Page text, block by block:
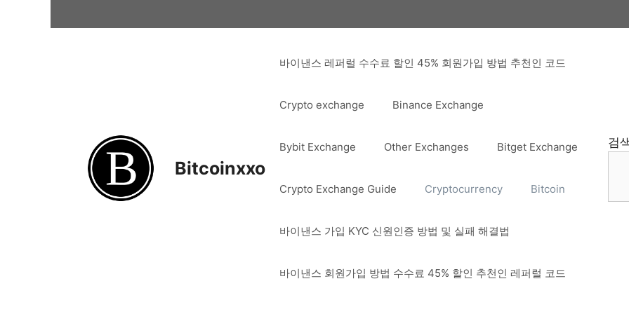
Bitcoinxxo
바이낸스 레퍼럴 수수료 할인 45% 회원가입 방법 추천인 코드
Crypto exchange Binance Exchange
Bybit Exchange Other Exchanges Bitget Exchange
Crypto Exchange Guide Cryptocurrency Bitcoin
바이낸스 가입 KYC 신원인증 방법 및 실패 해결법
바이낸스 회원가입 방법 수수료 45% 할인 추천인 레퍼럴 코드
검